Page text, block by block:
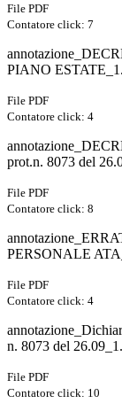
File PDF
Contatore click: 7
PIANO
File PDF
Contatore click: 4
prot.n. 8073 del
File PDF
Contatore click: 8
PERSONALE
File PDF
Contatore click: 4
n. 8073 del
File PDF
Contatore click: 10